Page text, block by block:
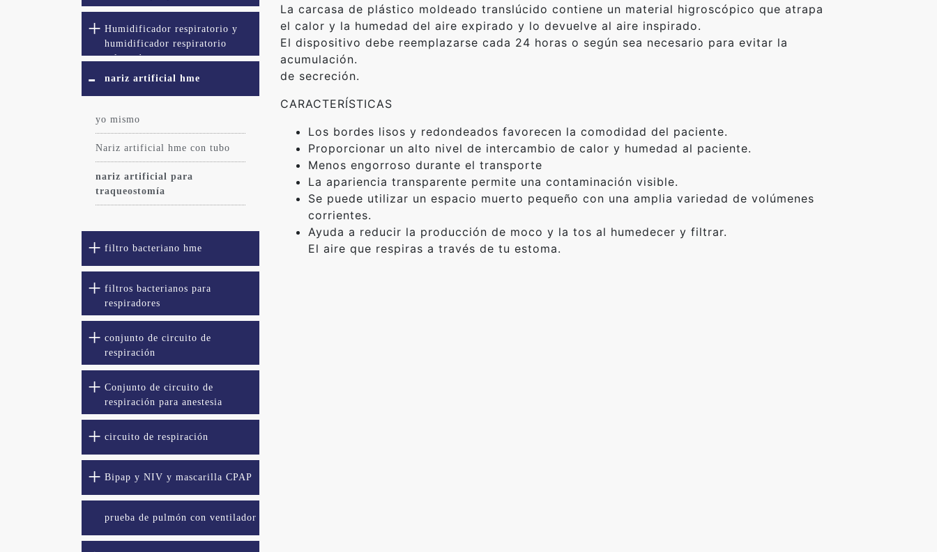
Humidificador respiratorio y
humidificador respiratorio
calentado
nariz artificial hme
yo mismo
Nariz artificial hme con tubo
nariz artificial para
traqueostomía
filtro bacteriano hme
filtros bacterianos para
respiradores
conjunto de circuito de
respiración
Conjunto de circuito de
respiración para anestesia
circuito de respiración
Bipap y NIV y mascarilla CPAP
prueba de pulmón con ventilador
La carcasa de plástico moldeado translúcido contiene un material higroscópico que atrapa
el calor y la humedad del aire expirado y lo devuelve al aire inspirado.
El dispositivo debe reemplazarse cada 24 horas o según sea necesario para evitar la
acumulación.
de secreción.
CARACTERÍSTICAS
Los bordes lisos y redondeados favorecen la comodidad del paciente.
Proporcionar un alto nivel de intercambio de calor y humedad al paciente.
Menos engorroso durante el transporte
La apariencia transparente permite una contaminación visible.
Se puede utilizar un espacio muerto pequeño con una amplia variedad de volúmenes
corrientes.
Ayuda a reducir la producción de moco y la tos al humedecer y filtrar.
El aire que respiras a través de tu estoma.